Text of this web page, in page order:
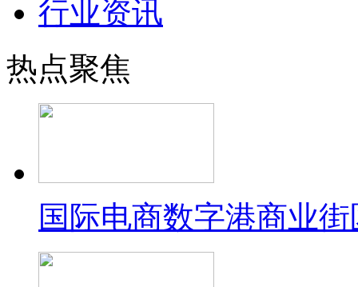
行业资讯
热点聚焦
国际电商数字港商业